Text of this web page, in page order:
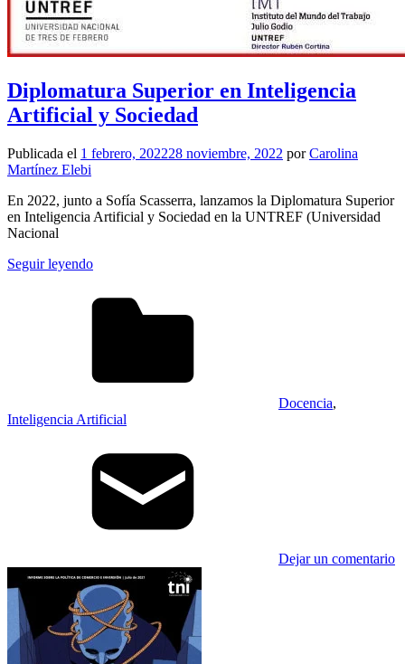
Diplomatura Superior en Inteligencia
Artificial y Sociedad
Publicada el 1 febrero, 202228 noviembre, 2022 porCarolina
Martínez Elebi
En 2022, junto a Sofía Scasserra, lanzamos la Diplomatura Superior
en Inteligencia Artificial y Sociedad en la UNTREF (Universidad
Nacional
Seguir leyendo
Docencia,
Inteligencia Artificial
Dejar un comentario